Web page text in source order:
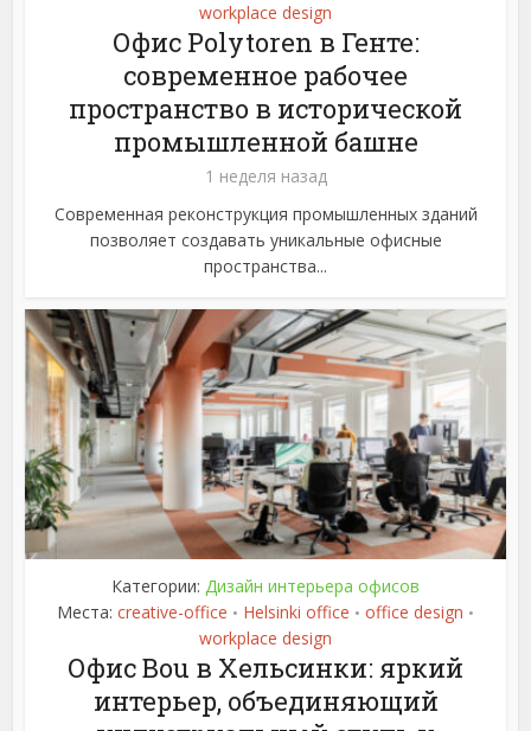
workplace design
Офис Polytoren в Генте:
современное рабочее
пространство в исторической
промышленной башне
1 неделя назад
Современная реконструкция промышленных зданий
позволяет создавать уникальные офисные
пространства...
Категории: Дизайн интерьера офисов
Места: creative-office • Helsinki office • office design •
workplace design
Офис Bou в Хельсинки: яркий
интерьер, объединяющий